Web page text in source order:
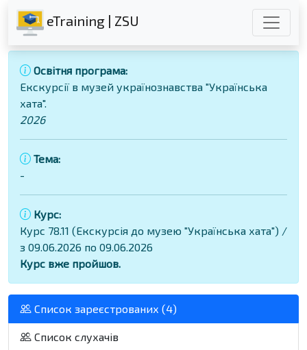
eTraining | ZSU
Освітня програма:
Екскурсії в музей українознавства "Українська
хата".
2026
Тема:
-
Курс:
Курс 78.11 (Екскурсія до музею "Українська хата") /
з 09.06.2026 по 09.06.2026
Курс вже пройшов.
Список зареєстрованих (4)
Список слухачів